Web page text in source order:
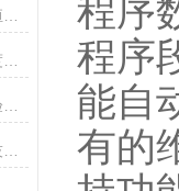
THC-1000PF高低温湿热试验箱的技术参数
程序
程序
能自
有的